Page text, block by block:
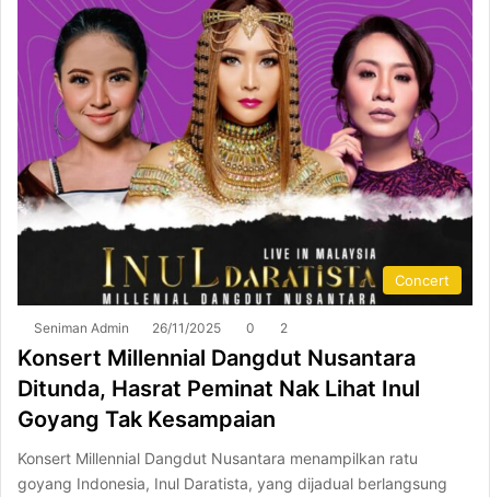
Concert
Seniman Admin 26/11/2025 0 2
Konsert Millennial Dangdut Nusantara
Ditunda, Hasrat Peminat Nak Lihat Inul
Goyang Tak Kesampaian
Konsert Millennial Dangdut Nusantara menampilkan ratu
goyang Indonesia, Inul Daratista, yang dijadual berlangsung